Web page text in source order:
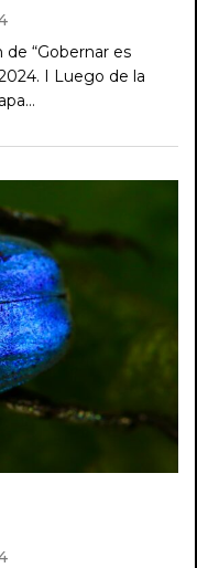
“Gobernar es
I Luego de la